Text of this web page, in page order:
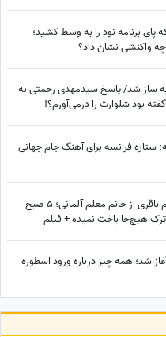
پای برنامه نود را به وسط کشید؛
واکنشی نشان داد؟
ساز شد/ پاسخ سیدمهدی رحمتی به
بود شلوارت را درمی‌آورم؟!
ستاره فرانسه برای آهنگ جام جهانی
خاطره خنده‌دار علی دایی و کریم باقری از خانم معلم آلمانی؛ 5 صبح
هیچ‌جا باخت نمیده + فیلم
شد؛ همه چیز درباره ورود اسطوره